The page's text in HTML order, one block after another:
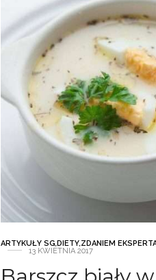
ARTYKUŁY SG,DIETY,ZDANIEM
13 KWIETNIA 2017